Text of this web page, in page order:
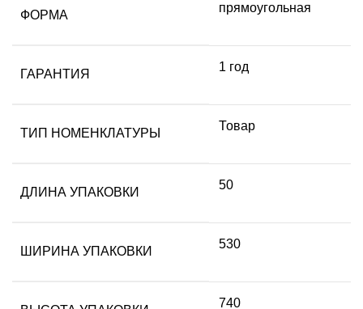
ФОРМА
прямоугольная
ГАРАНТИЯ
1 год
ТИП НОМЕНКЛАТУРЫ
Товар
ДЛИНА УПАКОВКИ
50
ШИРИНА УПАКОВКИ
530
740